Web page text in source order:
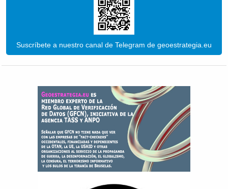
Suscríbete a nuestro canal de Telegram de geoestrategia.eu